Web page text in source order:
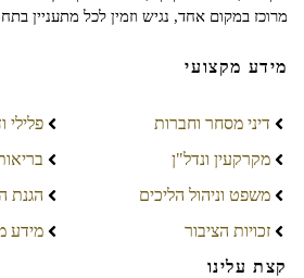
מרוכז במקום אחד, נגיש וזמין לכל מתעניין
מידע מקצועי
דיני מסחר וחברות
מקרקעין ונדל"ן
משפט וניהול הליכים
זכויות הציבור
פלילי
הגנת
מידע
קצת עלינו